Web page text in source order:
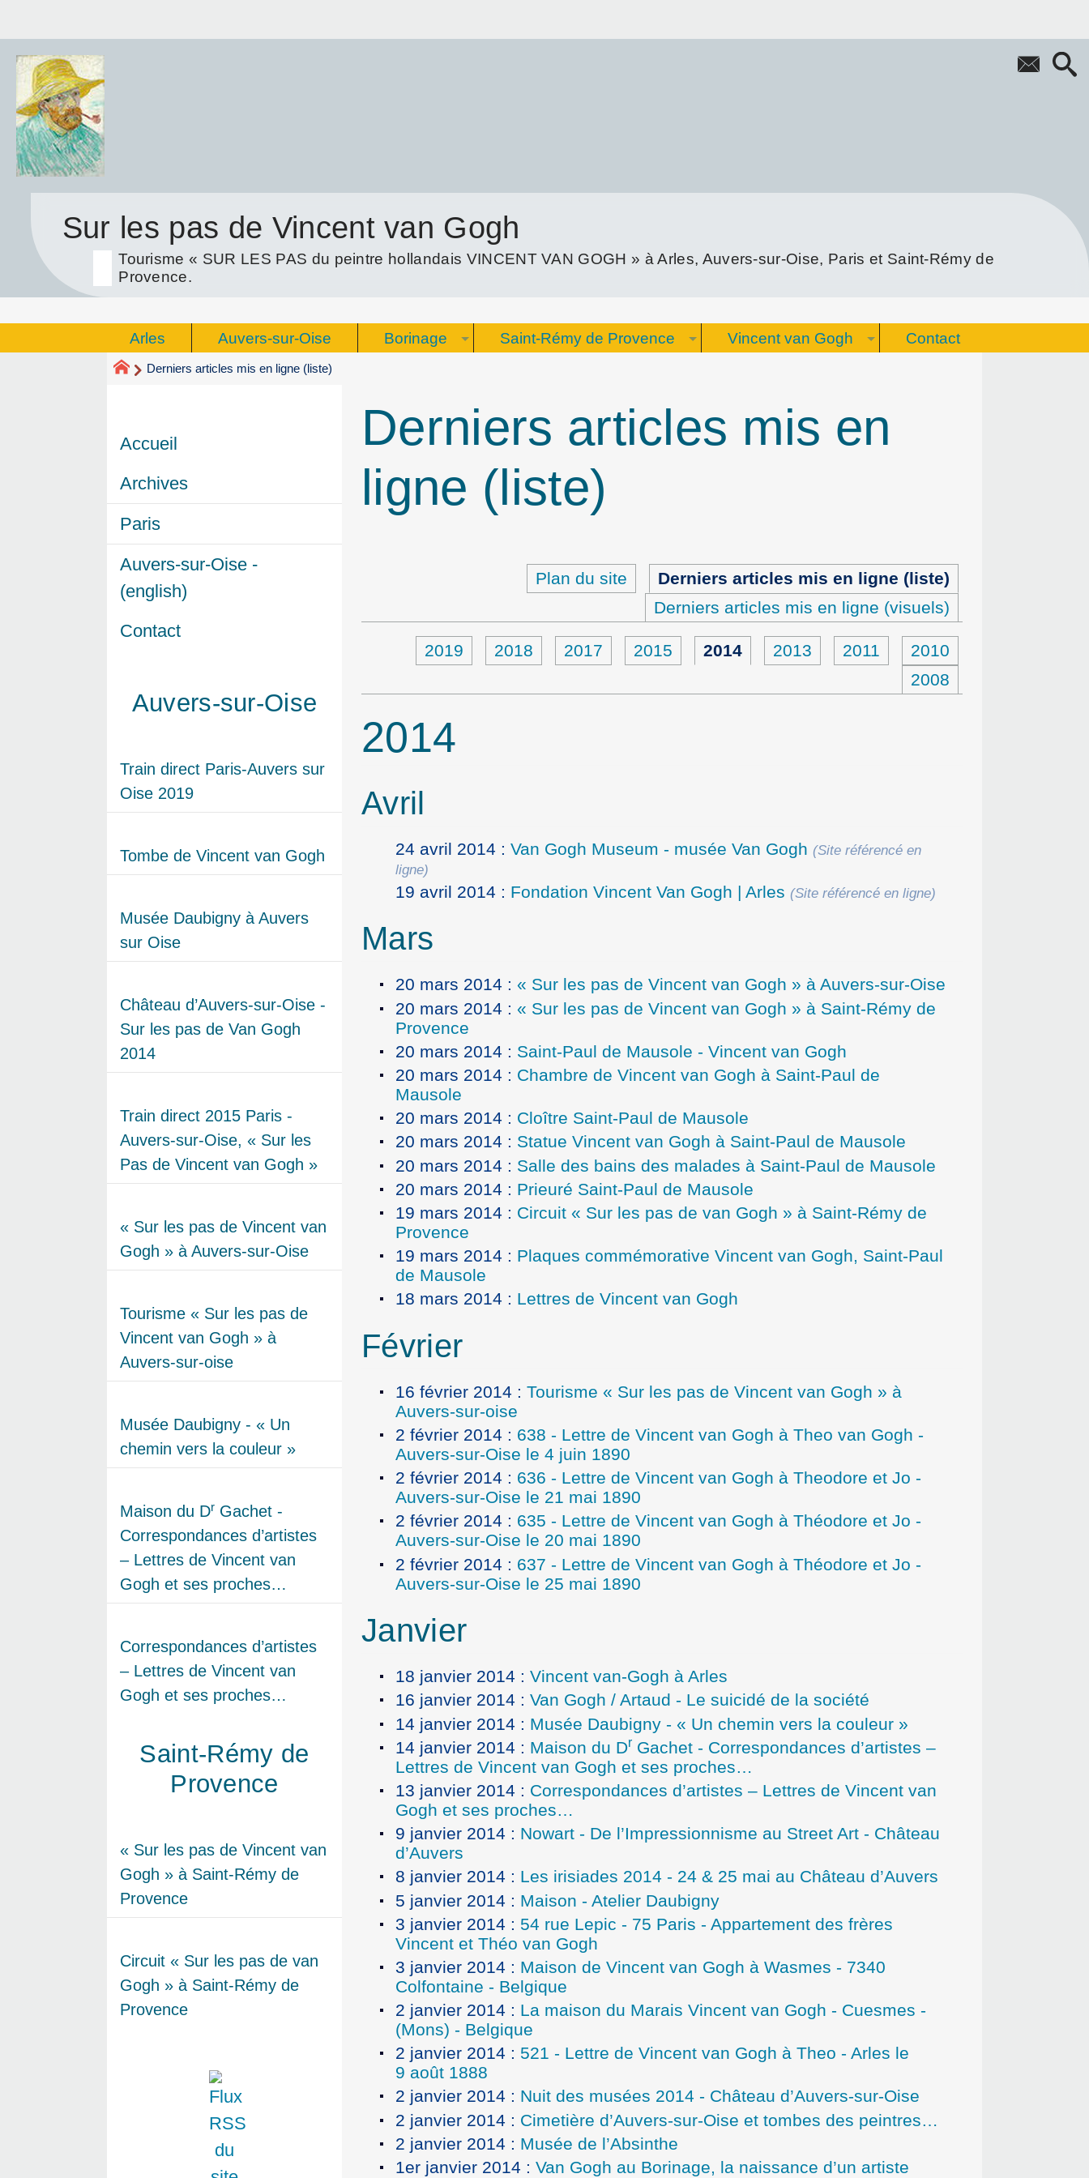
Sur les pas de Vincent van Gogh
Tourisme « SUR LES PAS du peintre hollandais VINCENT VAN GOGH » à Arles, Auvers-sur-Oise, Paris et Saint-Rémy de
Provence.
Arles Auvers-sur-Oise Borinage Saint-Rémy de Provence Vincent van Gogh Contact
Derniers articles mis en ligne (liste)
Derniers articles mis en
ligne (liste)
Plan du site
Derniers articles mis en ligne (liste)
Derniers articles mis en ligne (visuels)
2019 2018 2017 2015 2014 2013 2011
2010
2008
2014
Avril
24 avril 2014 : Van Gogh Museum - musée Van Gogh (Site référencé en
ligne)
19 avril 2014 : Fondation Vincent Van Gogh | Arles (Site référencé en ligne)
Mars
20 mars 2014 : « Sur les pas de Vincent van Gogh » à Auvers-sur-Oise
20 mars 2014 : « Sur les pas de Vincent van Gogh » à Saint-Rémy de
Provence
20 mars 2014 : Saint-Paul de Mausole - Vincent van Gogh
20 mars 2014 : Chambre de Vincent van Gogh à Saint-Paul de
Mausole
20 mars 2014 : Cloître Saint-Paul de Mausole
20 mars 2014 : Statue Vincent van Gogh à Saint-Paul de Mausole
20 mars 2014 : Salle des bains des malades à Saint-Paul de Mausole
20 mars 2014 : Prieuré Saint-Paul de Mausole
19 mars 2014 : Circuit « Sur les pas de van Gogh » à Saint-Rémy de
Provence
19 mars 2014 : Plaques commémorative Vincent van Gogh, Saint-Paul
de Mausole
18 mars 2014 : Lettres de Vincent van Gogh
Février
16 février 2014 : Tourisme « Sur les pas de Vincent van Gogh » à
Auvers-sur-oise
2 février 2014 : 638 - Lettre de Vincent van Gogh à Theo van Gogh -
Auvers-sur-Oise le 4 juin 1890
2 février 2014 : 636 - Lettre de Vincent van Gogh à Theodore et Jo -
Auvers-sur-Oise le 21 mai 1890
2 février 2014 : 635 - Lettre de Vincent van Gogh à Théodore et Jo -
Auvers-sur-Oise le 20 mai 1890
2 février 2014 : 637 - Lettre de Vincent van Gogh à Théodore et Jo -
Auvers-sur-Oise le 25 mai 1890
Janvier
18 janvier 2014 : Vincent van-Gogh à Arles
16 janvier 2014 : Van Gogh / Artaud - Le suicidé de la société
14 janvier 2014 : Musée Daubigny - « Un chemin vers la couleur »
14 janvier 2014 : Maison du Dr Gachet - Correspondances d’artistes –
Lettres de Vincent van Gogh et ses proches…
13 janvier 2014 : Correspondances d’artistes – Lettres de Vincent van
Gogh et ses proches…
9 janvier 2014 : Nowart - De l’Impressionnisme au Street Art - Château
d’Auvers
8 janvier 2014 : Les irisiades 2014 - 24 & 25 mai au Château d’Auvers
5 janvier 2014 : Maison - Atelier Daubigny
3 janvier 2014 : 54 rue Lepic - 75 Paris - Appartement des frères
Vincent et Théo van Gogh
3 janvier 2014 : Maison de Vincent van Gogh à Wasmes - 7340
Colfontaine - Belgique
2 janvier 2014 : La maison du Marais Vincent van Gogh - Cuesmes -
(Mons) - Belgique
2 janvier 2014 : 521 - Lettre de Vincent van Gogh à Theo - Arles le
9 août 1888
2 janvier 2014 : Nuit des musées 2014 - Château d’Auvers-sur-Oise
2 janvier 2014 : Cimetière d’Auvers-sur-Oise et tombes des peintres…
2 janvier 2014 : Musée de l’Absinthe
1er janvier 2014 : Van Gogh au Borinage, la naissance d’un artiste
Accueil
Archives
Paris
Auvers-sur-Oise -
(english)
Contact
Auvers-sur-Oise
Train direct Paris-Auvers sur
Oise 2019
Tombe de Vincent van Gogh
Musée Daubigny à Auvers
sur Oise
Château d’Auvers-sur-Oise -
Sur les pas de Van Gogh
2014
Train direct 2015 Paris -
Auvers-sur-Oise, « Sur les
Pas de Vincent van Gogh »
« Sur les pas de Vincent van
Gogh » à Auvers-sur-Oise
Tourisme « Sur les pas de
Vincent van Gogh » à
Auvers-sur-oise
Musée Daubigny - « Un
chemin vers la couleur »
Maison du Dr Gachet -
Correspondances d’artistes
– Lettres de Vincent van
Gogh et ses proches…
Correspondances d’artistes
– Lettres de Vincent van
Gogh et ses proches…
Saint-Rémy de
Provence
« Sur les pas de Vincent van
Gogh » à Saint-Rémy de
Provence
Circuit « Sur les pas de van
Gogh » à Saint-Rémy de
Provence